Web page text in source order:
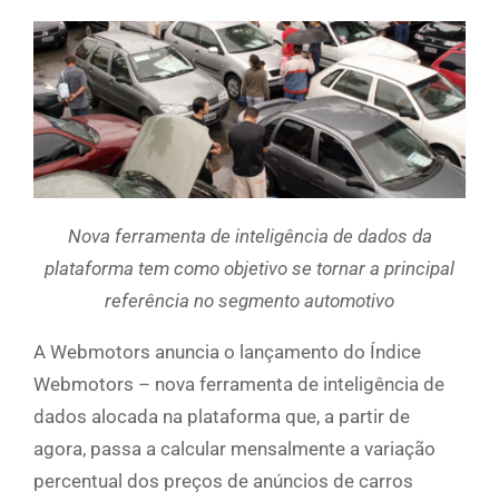
Nova ferramenta de inteligência de dados da
plataforma tem como objetivo se tornar a principal
referência no segmento automotivo
A Webmotors anuncia o lançamento do Índice
Webmotors – nova ferramenta de inteligência de
dados alocada na plataforma que, a partir de
agora, passa a calcular mensalmente a variação
percentual dos preços de anúncios de carros